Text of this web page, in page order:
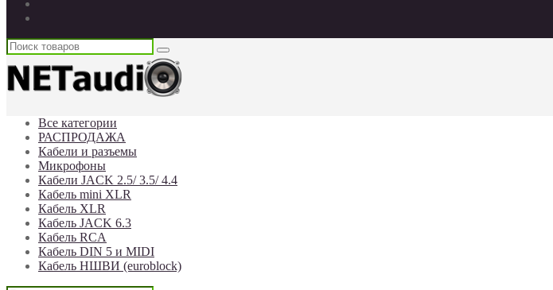
Все категории
РАСПРОДАЖА
Кабели и разъемы
Микрофоны
Кабели JACK 2.5/ 3.5/ 4.4
Кабель mini XLR
Кабель XLR
Кабель JACK 6.3
Кабель RCA
Кабель DIN 5 и MIDI
Кабель НШВИ (euroblock)